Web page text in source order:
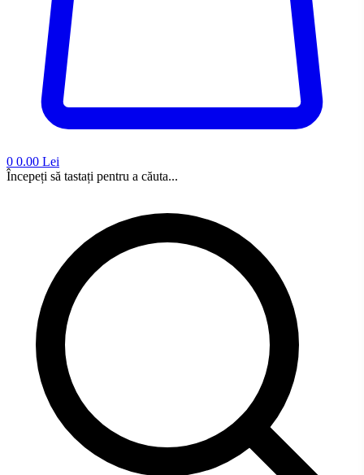
0 0.00 Lei
Începeți să tastați pentru a căuta...